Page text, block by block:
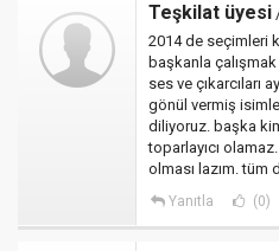
Teşkilat üyesi
2014 de seçimleri
başkanla
ses ve çıkarcıları
gönül vermiş
diliyoruz. başka
toparlayıcı
olması lazım. tüm
Yanıtla (0)